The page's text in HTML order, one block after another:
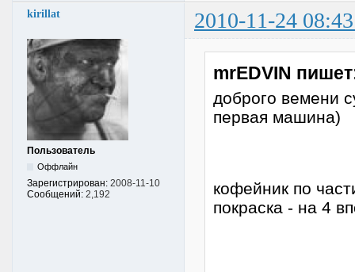
kirillat 2010-11-24
Пользователь
Оффлайн
Зарегистрирован: 2008-11-10
Сообщений: 2,192
mrEDVIN
доброго вемени
первая машина)
кофейник по
покраска - на 4